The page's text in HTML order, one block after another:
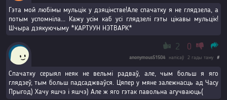
Гэта мой любімы мульцік у дзяцінстве!Але спачатку я не глядзела, а
потым успомніла... Кажу усім каб усі глядзелі гэты цікавы мульцік!
Шчыра дзякуючыму *КАРТУУН НЭТВАРК*
2 0
anonymous51504 напісаў 2 гады таму #
Спачатку серыял неяк не вельмі радваў, але, чым больш я яго
глядзеў, тым больш падсаджваўся. Цяпер у мяне залежнасць ад Часу
Прыгод) Хачу яшчэ і яшчэ) Але ж яго гэтак павольна агучваюць(